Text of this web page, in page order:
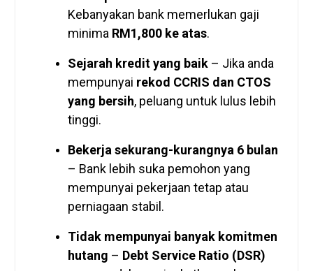
Kebanyakan bank memerlukan gaji
minima RM1,800 ke atas.
Sejarah kredit yang baik– Jika anda
mempunyai rekod CCRIS dan CTOS
yang bersih, peluang untuk lulus lebih
tinggi.
Bekerja sekurang-kurangnya 6 bulan
– Bank lebih suka pemohon yang
mempunyai pekerjaan tetap atau
perniagaan stabil.
Tidak mempunyai banyak komitmen
hutang – Debt Service Ratio (DSR)